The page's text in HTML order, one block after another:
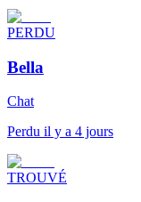
PERDU
Bella
Chat
Perdu il y a 4 jours
TROUVÉ